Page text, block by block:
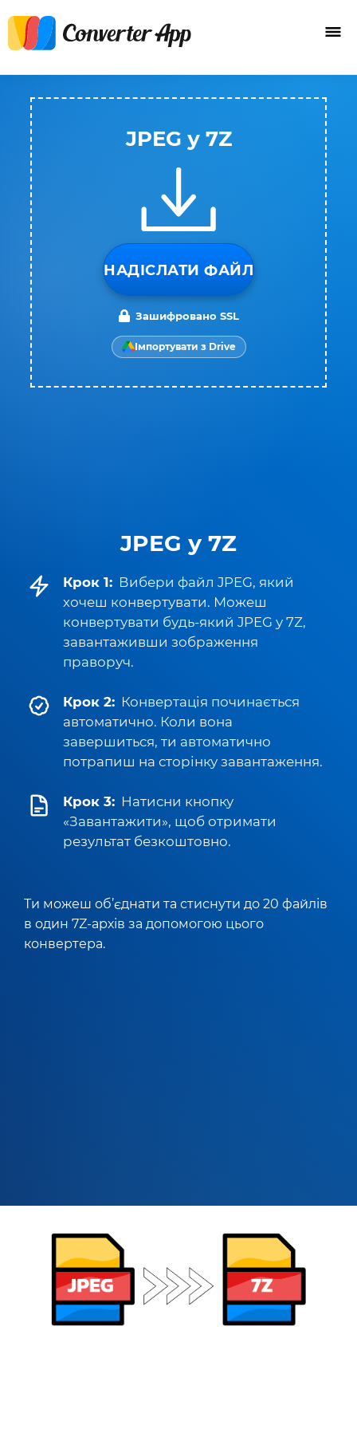
JPEG у 7Z
Крок 1: Вибери файл JPEG, який
хочеш конвертувати. Можеш
конвертувати будь-який JPEG у 7Z,
завантаживши зображення
праворуч.
Крок 2: Конвертація починається
автоматично. Коли вона
завершиться, ти автоматично
потрапиш на сторінку завантаження.
Крок 3: Натисни кнопку
«Завантажити», щоб отримати
результат безкоштовно.
Ти можеш об’єднати та стиснути до 20 файлів
в один 7Z-архів за допомогою цього
конвертера.
JPEG у 7Z
НАДІСЛАТИ ФАЙЛ
Зашифровано SSL
Імпортувати з Drive